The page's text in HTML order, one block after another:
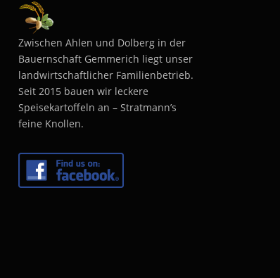
Zwischen Ahlen und Dolberg in der
Bauernschaft Gemmerich liegt unser
landwirtschaftlicher Familienbetrieb.
Seit 2015 bauen wir leckere
Speisekartoffeln an – Stratmann’s
feine Knollen.